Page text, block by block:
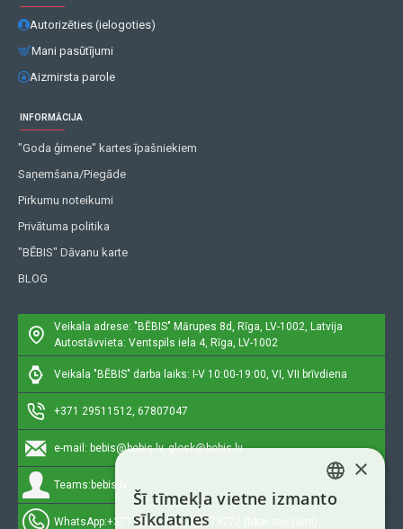
Autorizēties (ielogoties)
Mani pasūtījumi
Aizmirsta parole
INFORMĀCIJA
"Goda ģimene" kartes īpašniekiem
Saņemšana/Piegāde
Pirkumu noteikumi
Privātuma politika
"BĒBIS" Dāvanu karte
BLOG
Veikala adrese: "BĒBIS" Mārupes 8d, Rīga, LV-1002, Latvija
Autostāvvieta: Ventspils iela 4, Rīga, LV-1002
Veikala "BĒBIS" darba laiks: I-V 10:00-19:00, VI, VII brīvdiena
+371 29511512, 67807047
e-mail: bebis@bebis.lv, glosk@bebis.lv
Teams: bebis.lv
WhatsApp:+371 29511512, 20579272 (tikai ziņojumi)
LATVIAN
×
Šī tīmekļa vietne izmanto
sīkdatnes